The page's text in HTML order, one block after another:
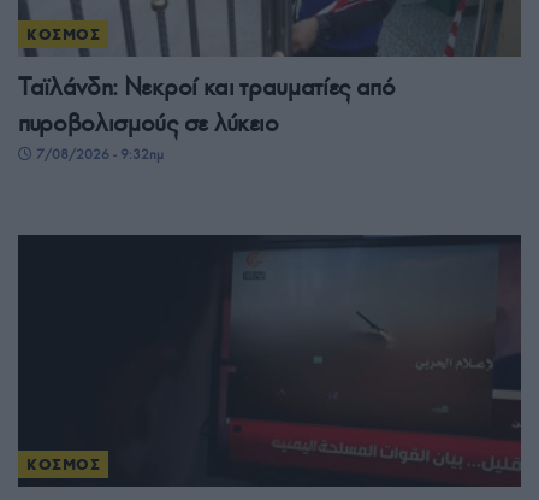
ΚΟΣΜΟΣ
Ταϊλάνδη: Νεκροί και τραυματίες από
πυροβολισμούς σε λύκειο
7/08/2026 - 9:32πμ
ΚΟΣΜΟΣ